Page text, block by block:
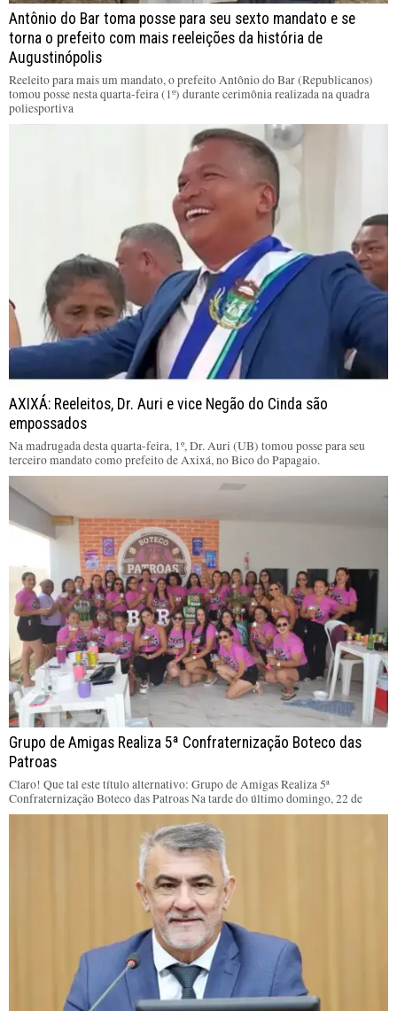
Antônio do Bar toma posse para seu sexto mandato e se
torna o prefeito com mais reeleições da história de
Augustinópolis
Reeleito para mais um mandato, o prefeito Antônio do Bar (Republicanos)
tomou posse nesta quarta-feira (1º) durante cerimônia realizada na quadra
poliesportiva
AXIXÁ: Reeleitos, Dr. Auri e vice Negão do Cinda são
empossados
Na madrugada desta quarta-feira, 1º, Dr. Auri (UB) tomou posse para seu
terceiro mandato como prefeito de Axixá, no Bico do Papagaio.
Grupo de Amigas Realiza 5ª Confraternização Boteco das
Patroas
Claro! Que tal este título alternativo: Grupo de Amigas Realiza 5ª
Confraternização Boteco das Patroas Na tarde do último domingo, 22 de